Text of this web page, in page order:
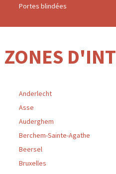
Portes blindées
ZONES
Anderlecht
Asse
Auderghem
Berchem-Sainte-Agathe
Beersel
Bruxelles